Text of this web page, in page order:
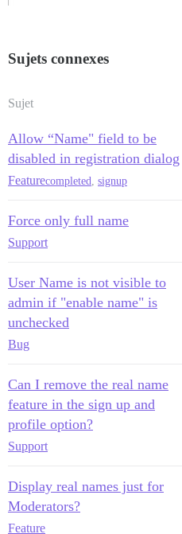
Sujets connexes
Sujet
Allow “Name" field to be
disabled in registration dialog
Featurecompleted signup
Force only full name
Support
User Name is not visible to
admin if "enable name" is
unchecked
Bug
Can I remove the real name
feature in the sign up and
profile option?
Support
Display real names just for
Moderators?
Feature